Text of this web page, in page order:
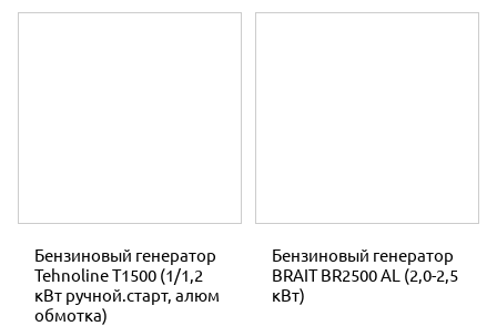
КОМПРЕССОРЫ
ТРИММЕРЫ
Бензиновый генератор
Tehnoline T1500 (1/1,2
кВт ручной.старт, алюм
обмотка)
Бензиновый генератор
BRAIT BR2500 AL (2,0-2,5
кВт)